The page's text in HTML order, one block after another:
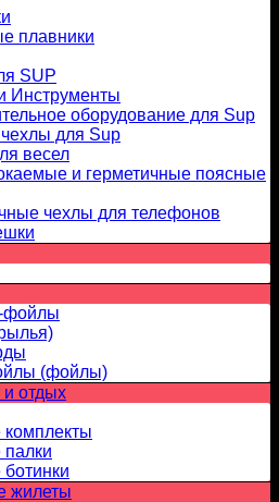
плавники
SUP
Инструменты
оборудование для Sup
для Sup
весел
и герметичные поясные
чехлы для телефонов
фойлы
(фойлы)
отдых
жилеты